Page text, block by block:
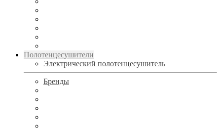
Полотенцесушители
Электрический полотенцесушитель
Бренды